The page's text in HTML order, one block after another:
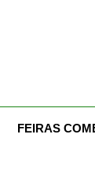
FEIRAS